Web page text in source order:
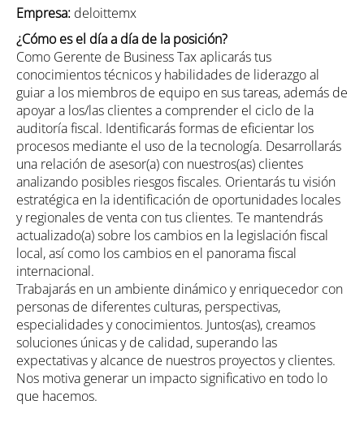
Empresa: deloittemx
¿Cómo es el día a día de la posición?
Como Gerente de Business Tax aplicarás tus
conocimientos técnicos y habilidades de liderazgo al
guiar a los miembros de equipo en sus tareas, además de
apoyar a los/las clientes a comprender el ciclo de la
auditoría fiscal. Identificarás formas de eficientar los
procesos mediante el uso de la tecnología. Desarrollarás
una relación de asesor(a) con nuestros(as) clientes
analizando posibles riesgos fiscales. Orientarás tu visión
estratégica en la identificación de oportunidades locales
y regionales de venta con tus clientes. Te mantendrás
actualizado(a) sobre los cambios en la legislación fiscal
local, así como los cambios en el panorama fiscal
internacional.
Trabajarás en un ambiente dinámico y enriquecedor con
personas de diferentes culturas, perspectivas,
especialidades y conocimientos. Juntos(as), creamos
soluciones únicas y de calidad, superando las
expectativas y alcance de nuestros proyectos y clientes.
Nos motiva generar un impacto significativo en todo lo
que hacemos.